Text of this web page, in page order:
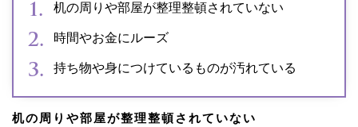
机の周りや部屋が整理整頓されていない
時間やお金にルーズ
持ち物や身につけているものが汚れている
机の周りや部屋が整理整頓されていない